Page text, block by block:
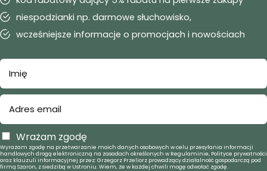
niespodzianki np. darmowe słuchowisko,
wcześniejsze informacje o promocjach i nowościach
Wrażam zgodę
Wyrażam zgodę na przetwarzanie moich danych osobowych w celu przesyłania informacji
handlowych drogą elektroniczną na zasadach określonych w Regulaminie, Polityce prywatności
oraz klauzuli informacyjnej przez: Grzegorz Przeliorz prowadzący działalność gospodarczą pod
firmą Szaron, z siedzibą w Ustroniu. Wiem, że w każdej chwili mogę odwołać zgodę.